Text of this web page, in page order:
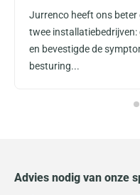
Jurrenco heeft ons
twee
en bevestigde de
besturing...
Advies nodig van onze